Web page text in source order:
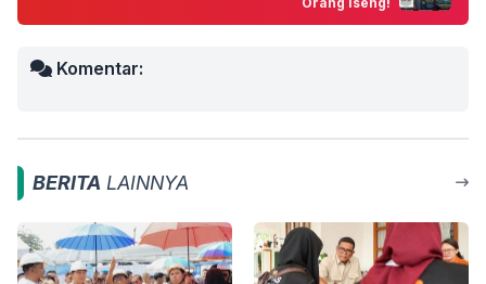
Komentar:
BERITA LAINNYA